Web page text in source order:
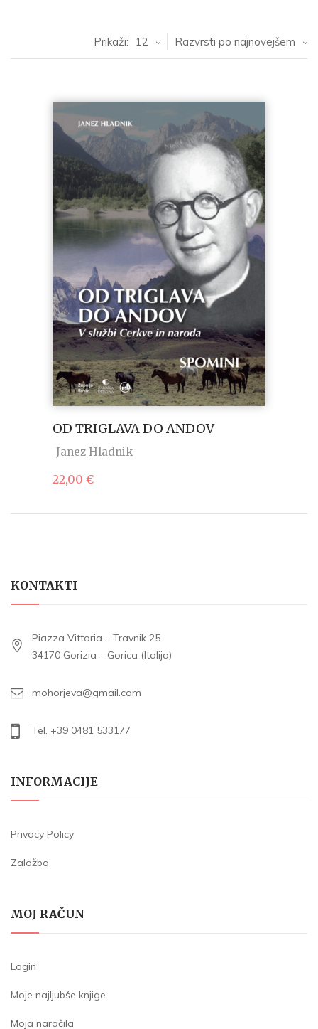
Razvrsti po najnovejšem
Prikaži: 12
OD TRIGLAVA DO ANDOV
Janez Hladnik
22,00 €
KONTAKTI
Piazza Vittoria – Travnik 25
34170 Gorizia – Gorica (Italija)
mohorjeva@gmail.com
Tel. +39 0481 533177
INFORMACIJE
Privacy Policy
Založba
MOJ RAČUN
Login
Moje najljubše knjige
Moja naročila